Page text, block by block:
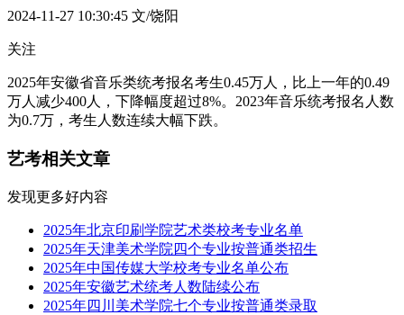
2024-11-27 10:30:45 文/饶阳
关注
2025年安徽省音乐类统考报名考生0.45万人，比上一年的0.49
万人减少400人，下降幅度超过8%。2023年音乐统考报名人数
为0.7万，考生人数连续大幅下跌。
艺考相关文章
发现更多好内容
2025年北京印刷学院艺术类校考专业名单
2025年天津美术学院四个专业按普通类招生
2025年中国传媒大学校考专业名单公布
2025年安徽艺术统考人数陆续公布
2025年四川美术学院七个专业按普通类录取